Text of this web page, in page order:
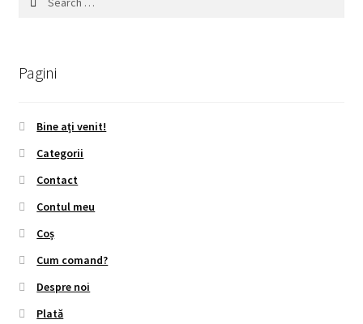
Pagini
Bine ați venit!
Categorii
Contact
Contul meu
Coș
Cum comand?
Despre noi
Plată